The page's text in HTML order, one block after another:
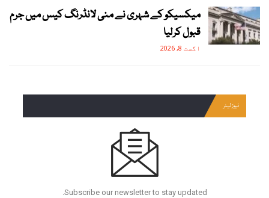
میکسیکو کے شہری نے منی لانڈرنگ کیس میں جرم
قبول کرلیا
اگست 8, 2026
نیوز لیٹر
Subscribe our newsletter to stay updated.